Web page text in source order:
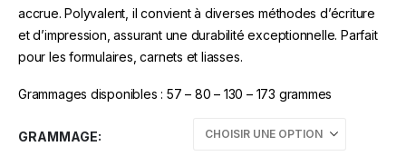
accrue. Polyvalent, il convient à diverses méthodes d’écriture
et d’impression, assurant une durabilité exceptionnelle. Parfait
pour les formulaires, carnets et liasses.
Grammages disponibles : 57 – 80 – 130 – 173 grammes
GRAMMAGE